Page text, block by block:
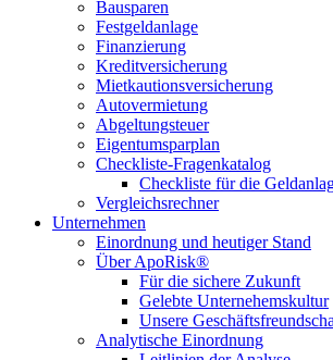
Bausparen
Festgeldanlage
Finanzierung
Kreditversicherung
Mietkautionsversicherung
Autovermietung
Abgeltungsteuer
Eigentumsparplan
Checkliste-Fragenkatalog
Checkliste für die
Vergleichsrechner
Unternehmen
Einordnung und heutiger Stand
Über ApoRisk®
Für die sichere Zukunft
Gelebte Unternehemskultur
Unsere
Analytische Einordnung